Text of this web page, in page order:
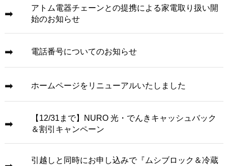
アトム電器チェーンとの提携による家電取り扱い開
始のお知らせ
電話番号についてのお知らせ
ホームページをリニューアルいたしました
【12/31まで】NURO 光・でんきキャッシュバック
＆割引キャンペーン
引越しと同時にお申し込みで『ムシブロック＆冷蔵